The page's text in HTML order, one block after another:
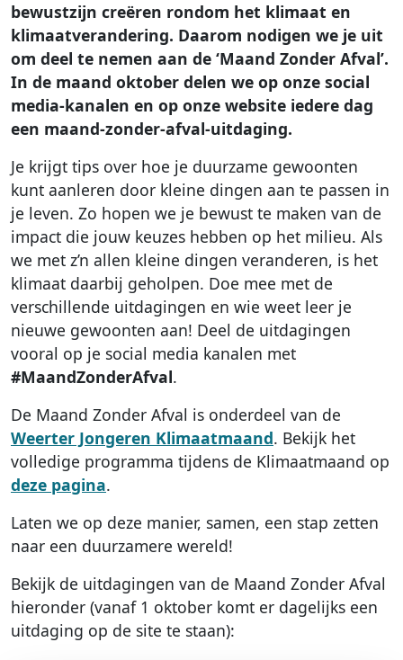
bewustzijn creëren rondom het klimaat en
klimaatverandering. Daarom nodigen we je uit
om deel te nemen aan de ‘Maand Zonder Afval’.
In de maand oktober delen we op onze social
media-kanalen en op onze website iedere dag
een maand-zonder-afval-uitdaging.
Je krijgt tips over hoe je duurzame gewoonten
kunt aanleren door kleine dingen aan te passen in
je leven. Zo hopen we je bewust te maken van de
impact die jouw keuzes hebben op het milieu. Als
we met z’n allen kleine dingen veranderen, is het
klimaat daarbij geholpen. Doe mee met de
verschillende uitdagingen en wie weet leer je
nieuwe gewoonten aan! Deel de uitdagingen
vooral op je social media kanalen met
#MaandZonderAfval.
De Maand Zonder Afval is onderdeel van de
Weerter Jongeren Klimaatmaand. Bekijk het
volledige programma tijdens de Klimaatmaand op
deze pagina.
Laten we op deze manier, samen, een stap zetten
naar een duurzamere wereld!
Bekijk de uitdagingen van de Maand Zonder Afval
hieronder (vanaf 1 oktober komt er dagelijks een
uitdaging op de site te staan):